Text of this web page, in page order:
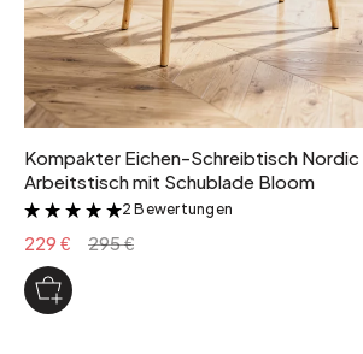
Kompakter Eichen-Schreibtisch Nordic
Arbeitstisch mit Schublade Bloom
&
2 Bewertungen
229 € 295 €